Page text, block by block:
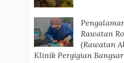
Rawatan
(Rawatan
Klinik Pergigian